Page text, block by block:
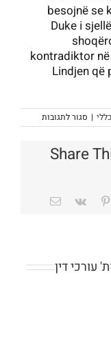
besojnë se
Duke i
kontradiktor
Lindjen që
כללי | סגור לתגובותעל
Aplikacione
Share
Pinterest
Vk
Email
עורכי דין